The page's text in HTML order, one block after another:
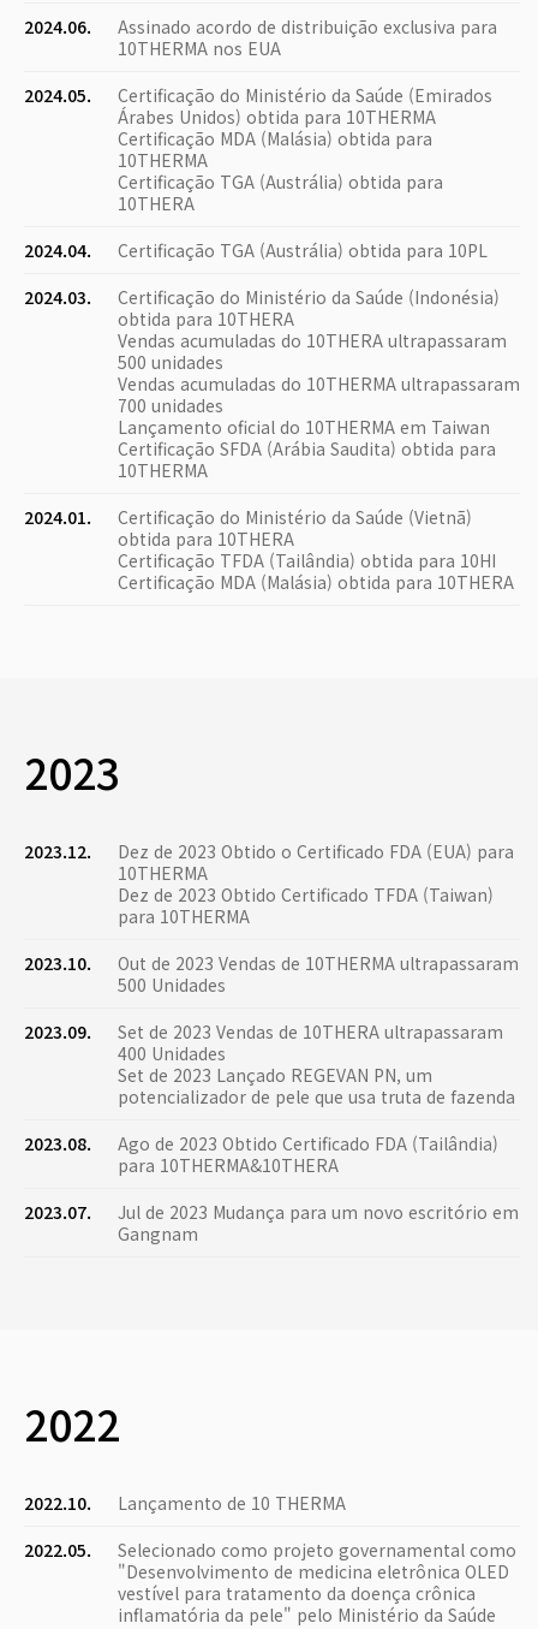
2024.06.
Assinado acordo de distribuição exclusiva para
10THERMA nos EUA
2024.05.
Certificação do Ministério da Saúde (Emirados
Árabes Unidos) obtida para 10THERMA
Certificação MDA (Malásia) obtida para
10THERMA
Certificação TGA (Austrália) obtida para
10THERA
2024.04.
Certificação TGA (Austrália) obtida para 10PL
2024.03.
Certificação do Ministério da Saúde (Indonésia)
obtida para 10THERA
Vendas acumuladas do 10THERA ultrapassaram
500 unidades
Vendas acumuladas do 10THERMA ultrapassaram
700 unidades
Lançamento oficial do 10THERMA em Taiwan
Certificação SFDA (Arábia Saudita) obtida para
10THERMA
2024.01.
Certificação do Ministério da Saúde (Vietnã)
obtida para 10THERA
Certificação TFDA (Tailândia) obtida para 10HI
Certificação MDA (Malásia) obtida para 10THERA
2023
2023.12.
Dez de 2023 Obtido o Certificado FDA (EUA) para
10THERMA
Dez de 2023 Obtido Certificado TFDA (Taiwan)
para 10THERMA
2023.10.
Out de 2023 Vendas de 10THERMA ultrapassaram
500 Unidades
2023.09.
Set de 2023 Vendas de 10THERA ultrapassaram
400 Unidades
Set de 2023 Lançado REGEVAN PN, um
potencializador de pele que usa truta de fazenda
2023.08.
Ago de 2023 Obtido Certificado FDA (Tailândia)
para 10THERMA&10THERA
2023.07.
Jul de 2023 Mudança para um novo escritório em
Gangnam
2022
2022.10.
Lançamento de 10 THERMA
2022.05.
Selecionado como projeto governamental como
"Desenvolvimento de medicina eletrônica OLED
vestível para tratamento da doença crônica
inflamatória da pele" pelo Ministério da Saúde